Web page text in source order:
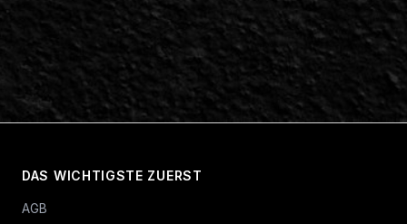
DAS WICHTIGSTE ZUERST
AGB